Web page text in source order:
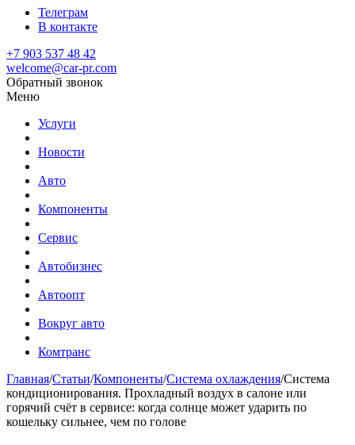
Телеграм
В контакте
+7 903 537 48 42
welcome@car-pr.com
Обратный звонок
Меню
Услуги
Новости
Авто
Компоненты
Сервис
Автобизнес
Автоопт
Вокруг авто
Комтранс
Главная/Статьи/Компоненты/Система охлаждения/Система
кондиционирования. Прохладный воздух в салоне или
горячий счёт в сервисе: когда солнце может ударить по
кошельку сильнее, чем по голове